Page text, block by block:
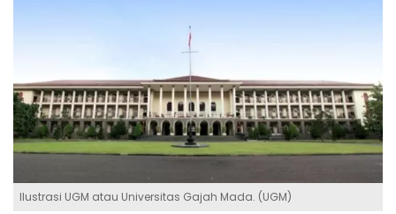
Ilustrasi UGM atau Universitas Gajah Mada. (UGM)